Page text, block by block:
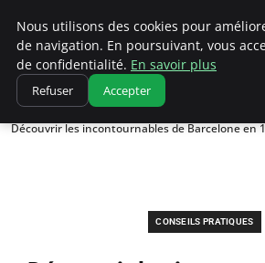
Correze Co
Accueil
Conseils pratiques
Découvrir les incontournables de Barcelone en
CONSEILS PRATIQUES
Nous utilisons des cookies pour
de navigation. En poursuivant, vous
de confidentialité. En savoir plus
Refuser Accepter